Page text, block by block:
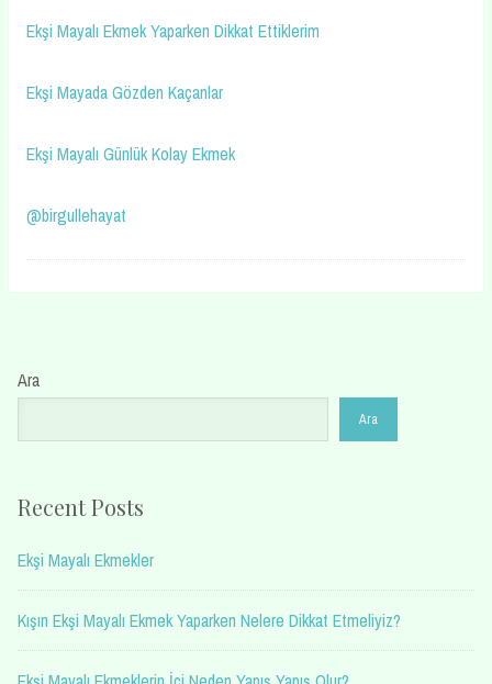
Ekşi Mayalı Ekmek Yaparken Dikkat Ettiklerim
Ekşi Mayada Gözden Kaçanlar
Ekşi Mayalı Günlük Kolay Ekmek
@birgullehayat
Ara
Ara
Recent Posts
Ekşi Mayalı Ekmekler
Kışın Ekşi Mayalı Ekmek Yaparken Nelere Dikkat Etmeliyiz?